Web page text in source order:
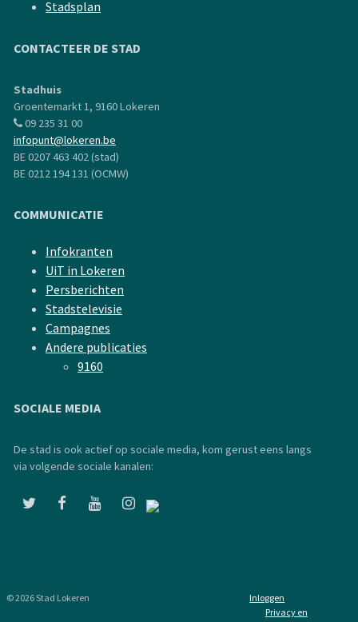
Stadsplan
CONTACTEER DE STAD
Stadhuis
Groentemarkt 1, 9160 Lokeren
09 235 31 00
infopunt@lokeren.be
BE 0207 463 402 (stad)
BE 0212 194 131 (OCMW)
COMMUNICATIE
Infokranten
UiT in Lokeren
Persberichten
Stadstelevisie
Campagnes
Andere publicaties
9160
SOCIALE MEDIA
De stad is ook actief op sociale media, kom gerust eens langs
via volgende sociale kanalen:
© 2026 Stad Lokeren
Inloggen
Privacy en